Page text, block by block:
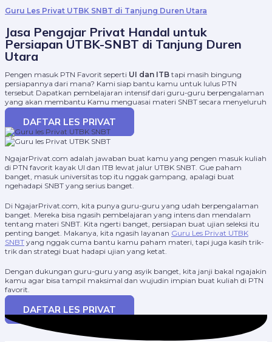
Guru Les Privat UTBK SNBT di Tanjung Duren Utara
Jasa Pengajar Privat Handal untuk
Persiapan UTBK-SNBT di Tanjung Duren
Utara
Pengen masuk PTN Favorit seperti UI dan ITB tapi masih bingung
persiapannya dari mana? Kami siap bantu kamu untuk lulus PTN
tersebut Dapatkan pembelajaran intensif dari guru-guru berpengalaman
yang akan membantu Kamu menguasai materi SNBT secara menyeluruh
DAFTAR LES PRIVAT
NgajarPrivat.com adalah jawaban buat kamu yang pengen masuk kuliah
di PTN favorit kayak UI dan ITB lewat jalur UTBK SNBT. Gue paham
banget, masuk universitas top itu nggak gampang, apalagi buat
ngehadapi SNBT yang serius banget.
Di NgajarPrivat.com, kita punya guru-guru yang udah berpengalaman
banget. Mereka bisa ngasih pembelajaran yang intens dan mendalam
tentang materi SNBT. Kita ngerti banget, persiapan buat ujian seleksi itu
penting banget. Makanya, kita ngasih layanan Guru Les Privat UTBK
SNBT yang nggak cuma bantu kamu paham materi, tapi juga kasih trik-
trik dan strategi buat hadapi ujian yang ketat.
Dengan dukungan guru-guru yang asyik banget, kita janji bakal ngajakin
kamu agar bisa tampil maksimal dan wujudin impian buat kuliah di PTN
favorit.
DAFTAR LES PRIVAT